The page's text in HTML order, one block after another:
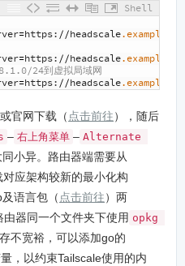
Shell
=https://headscale.example
=https://headscale.example
24到虚拟局域网
=https://headscale.example
官网下载（ 点击前往），随后
– 右上角菜单 – Alternate
小异。路由器端需要从
对应架构较新的最小化构
语言包（ 点击前往）两
器同一个文件夹下使用 opkg
不宽裕，可以添加go的
，以约束Tailscale使用的内